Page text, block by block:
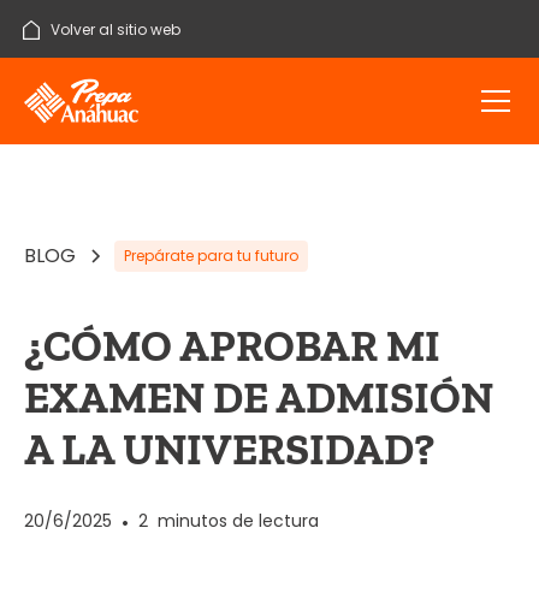
Volver al sitio web
BLOG Prepárate para tu futuro
¿CÓMO APROBAR MI
EXAMEN DE ADMISIÓN
A LA UNIVERSIDAD?
20/6/2025 • 2 minutos de lectura